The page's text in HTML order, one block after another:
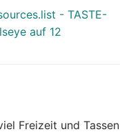
- TASTE-
auf 12
Freizeit und Tassen